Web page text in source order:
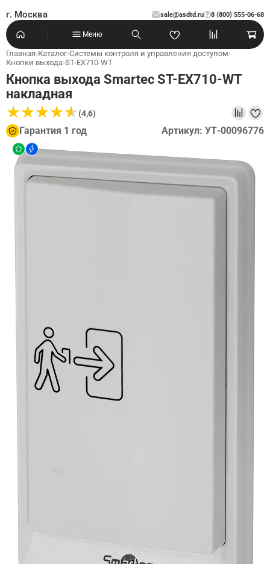
г. Москва sale@asdtd.ru 8 (800) 555-06-68
?
Меню
Главная›Каталог›Системы контроля и управления доступом›
Кнопки выхода›ST-EX710-WT
Кнопка выхода Smartec ST-EX710-WT
накладная
★★★★★
★★★★★(4,6)
Гарантия 1 год Артикул: УТ-00096776